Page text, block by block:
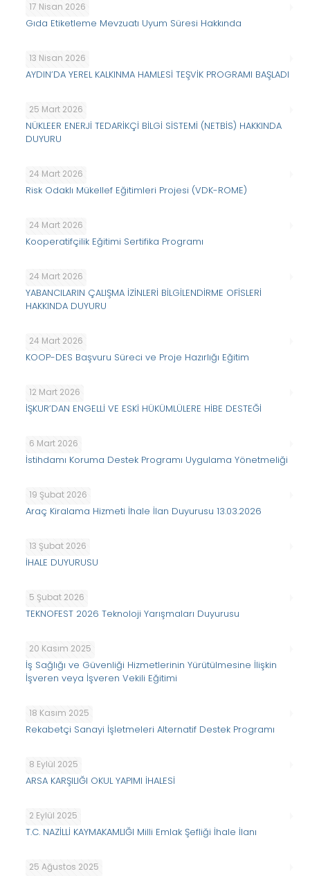
17 Nisan 2026
Gıda Etiketleme Mevzuatı Uyum Süresi Hakkında
13 Nisan 2026
AYDIN’DA YEREL KALKINMA HAMLESİ TEŞVİK PROGRAMI BAŞLADI
25 Mart 2026
NÜKLEER ENERJİ TEDARİKÇİ BİLGİ SİSTEMİ (NETBİS) HAKKINDA
DUYURU
24 Mart 2026
Risk Odaklı Mükellef Eğitimleri Projesi (VDK-ROME)
24 Mart 2026
Kooperatifçilik Eğitimi Sertifika Programı
24 Mart 2026
YABANCILARIN ÇALIŞMA İZİNLERİ BİLGİLENDİRME OFİSLERİ
HAKKINDA DUYURU
24 Mart 2026
KOOP-DES Başvuru Süreci ve Proje Hazırlığı Eğitim
12 Mart 2026
İŞKUR’DAN ENGELLİ VE ESKİ HÜKÜMLÜLERE HİBE DESTEĞİ
6 Mart 2026
İstihdamı Koruma Destek Programı Uygulama Yönetmeliği
19 Şubat 2026
Araç Kiralama Hizmeti İhale İlan Duyurusu 13.03.2026
13 Şubat 2026
İHALE DUYURUSU
5 Şubat 2026
TEKNOFEST 2026 Teknoloji Yarışmaları Duyurusu
20 Kasım 2025
İş Sağlığı ve Güvenliği Hizmetlerinin Yürütülmesine İlişkin
İşveren veya İşveren Vekili Eğitimi
18 Kasım 2025
Rekabetçi Sanayi İşletmeleri Alternatif Destek Programı
8 Eylül 2025
ARSA KARŞILIĞI OKUL YAPIMI İHALESİ
2 Eylül 2025
T.C. NAZİLLİ KAYMAKAMLIĞI Milli Emlak Şefliği İhale İlanı
25 Ağustos 2025